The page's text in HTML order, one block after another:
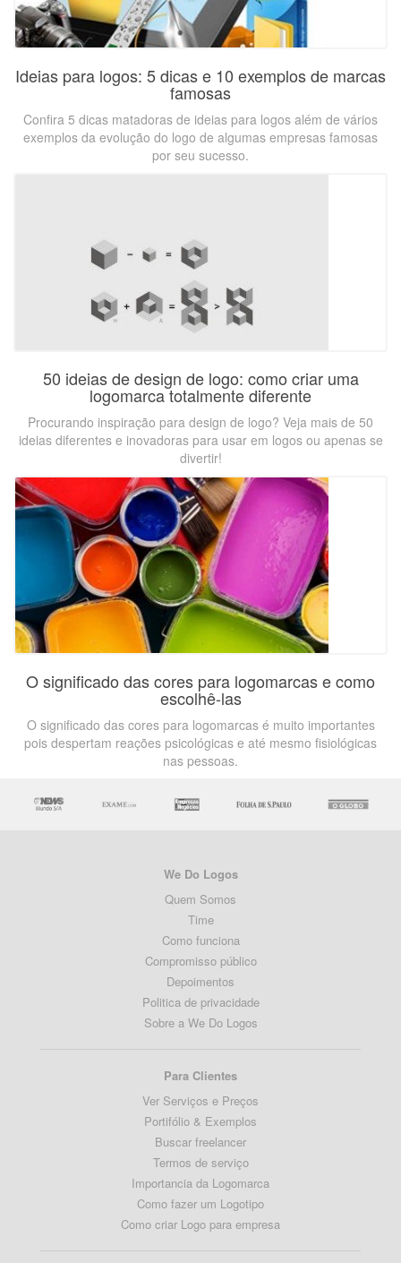
Ideias para logos: 5 dicas e 10 exemplos de marcas
famosas
Confira 5 dicas matadoras de ideias para logos além de vários
exemplos da evolução do logo de algumas empresas famosas
por seu sucesso.
50 ideias de design de logo: como criar uma
logomarca totalmente diferente
Procurando inspiração para design de logo? Veja mais de 50
ideias diferentes e inovadoras para usar em logos ou apenas se
divertir!
O significado das cores para logomarcas e como
escolhê-las
O significado das cores para logomarcas é muito importantes
pois despertam reações psicológicas e até mesmo fisiológicas
nas pessoas.
We Do Logos
Quem Somos
Time
Como funciona
Compromisso público
Depoimentos
Politica de privacidade
Sobre a We Do Logos
Para Clientes
Ver Serviços e Preços
Portifólio & Exemplos
Buscar freelancer
Termos de serviço
Importancia da Logomarca
Como fazer um Logotipo
Como criar Logo para empresa